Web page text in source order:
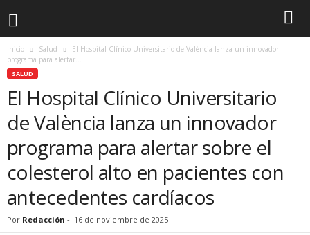
Inicio Salud
El Hospital Clínico Universitario de València lanza un innovador
programa para alertar...
SALUD
El Hospital Clínico Universitario
de València lanza un innovador
programa para alertar sobre el
colesterol alto en pacientes con
antecedentes cardíacos
Por Redacción - 16 de noviembre de 2025